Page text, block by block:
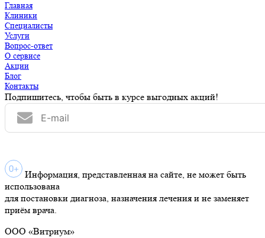
Главная
Клиники
Специалисты
Услуги
Вопрос-ответ
О сервисе
Акции
Блог
Контакты
Подпишитесь, чтобы быть в курсе выгодных акций!
Информация, представленная на сайте, не может быть
использована
для постановки диагноза, назначения лечения и не заменяет
приём врача.
ООО «Витриум»